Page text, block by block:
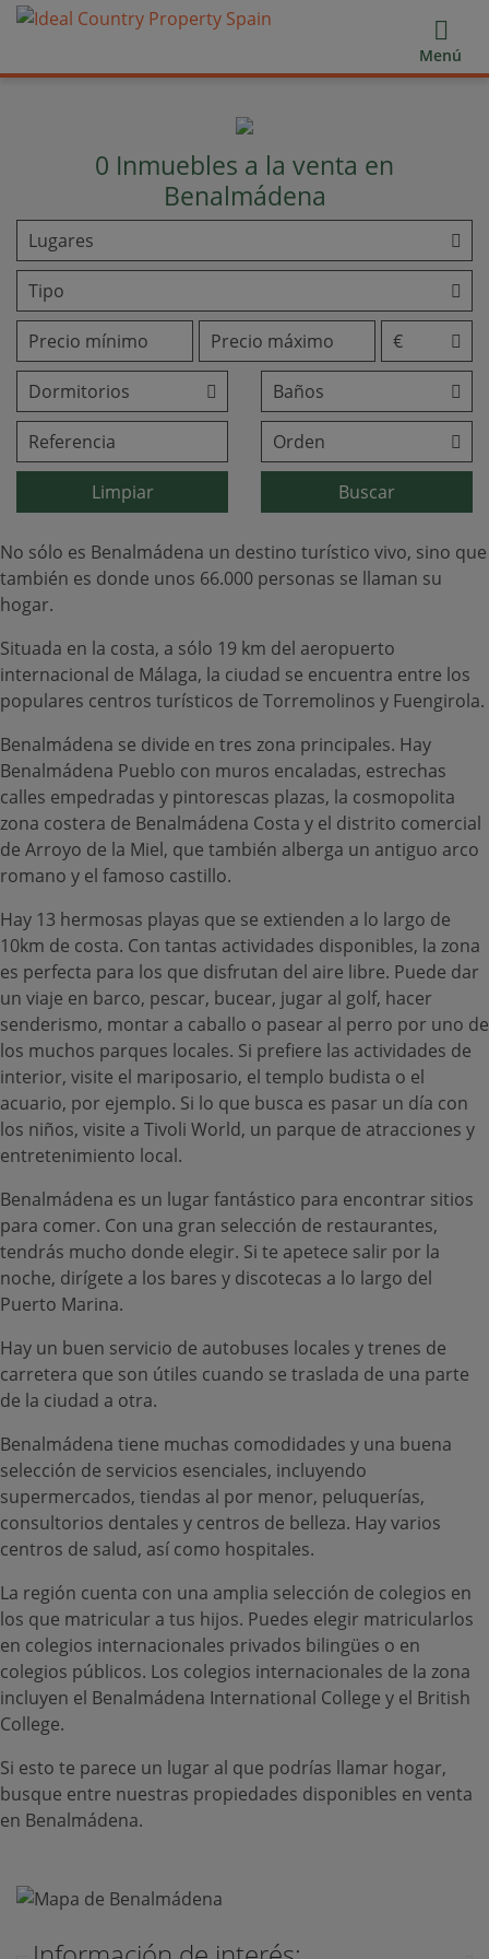
Menú
0 Inmuebles a la venta en
Benalmádena
Limpiar Buscar
No sólo es Benalmádena un destino turístico vivo, sino que
también es donde unos 66.000 personas se llaman su
hogar.
Situada en la costa, a sólo 19 km del aeropuerto
internacional de Málaga, la ciudad se encuentra entre los
populares centros turísticos de Torremolinos y Fuengirola.
Benalmádena se divide en tres zona principales. Hay
Benalmádena Pueblo con muros encaladas, estrechas
calles empedradas y pintorescas plazas, la cosmopolita
zona costera de Benalmádena Costa y el distrito comercial
de Arroyo de la Miel, que también alberga un antiguo arco
romano y el famoso castillo.
Hay 13 hermosas playas que se extienden a lo largo de
10km de costa. Con tantas actividades disponibles, la zona
es perfecta para los que disfrutan del aire libre. Puede dar
un viaje en barco, pescar, bucear, jugar al golf, hacer
senderismo, montar a caballo o pasear al perro por uno de
los muchos parques locales. Si prefiere las actividades de
interior, visite el mariposario, el templo budista o el
acuario, por ejemplo. Si lo que busca es pasar un día con
los niños, visite a Tivoli World, un parque de atracciones y
entretenimiento local.
Benalmádena es un lugar fantástico para encontrar sitios
para comer. Con una gran selección de restaurantes,
tendrás mucho donde elegir. Si te apetece salir por la
noche, dirígete a los bares y discotecas a lo largo del
Puerto Marina.
Hay un buen servicio de autobuses locales y trenes de
carretera que son útiles cuando se traslada de una parte
de la ciudad a otra.
Benalmádena tiene muchas comodidades y una buena
selección de servicios esenciales, incluyendo
supermercados, tiendas al por menor, peluquerías,
consultorios dentales y centros de belleza. Hay varios
centros de salud, así como hospitales.
La región cuenta con una amplia selección de colegios en
los que matricular a tus hijos. Puedes elegir matricularlos
en colegios internacionales privados bilingües o en
colegios públicos. Los colegios internacionales de la zona
incluyen el Benalmádena International College y el British
College.
Si esto te parece un lugar al que podrías llamar hogar,
busque entre nuestras propiedades disponibles en venta
en Benalmádena.